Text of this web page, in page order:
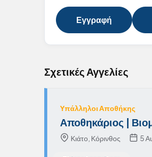
Εγγραφή
Σχετικές Αγγελίες
Υπάλληλοι Αποθήκης
Αποθηκάριος |
Κιάτο, Κόρινθος 5